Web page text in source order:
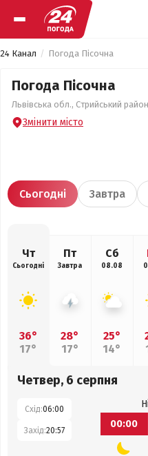
24 Канал Погода Пісочна
Погода Пісочна
Львівська обл., Стрийський
Змінити місто
Сьогодні Завтра
Чт
Сьогодні
36°
17°
Пт
Завтра
28°
17°
Сб
08.08
25°
14°
Четвер, 6 серпня
Схід:06:00
Захід:20:57
00:00